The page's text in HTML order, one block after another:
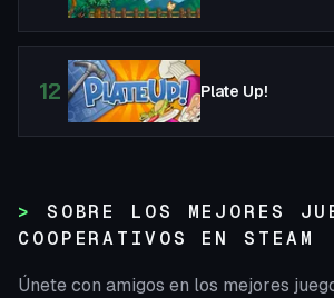
12 Plate Up!
SOBRE LOS MEJORES
COOPERATIVOS EN STEAM
Únete con amigos en los mejores